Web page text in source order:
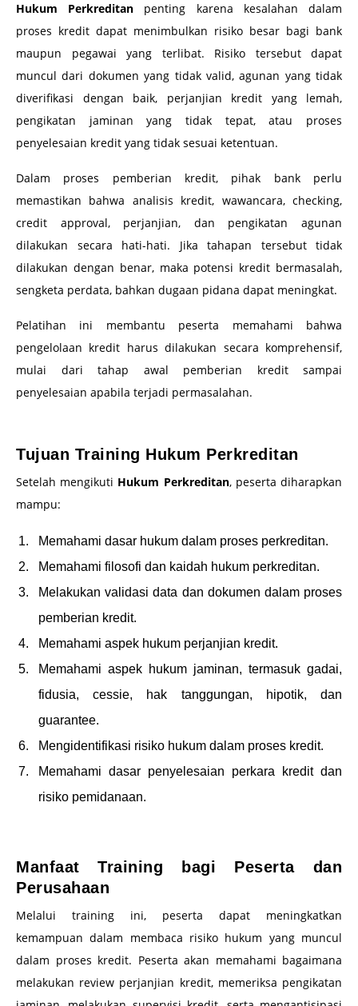
Hukum Perkreditan penting karena kesalahan dalam
proses kredit dapat menimbulkan risiko besar bagi bank
maupun pegawai yang terlibat. Risiko tersebut dapat
muncul dari dokumen yang tidak valid, agunan yang tidak
diverifikasi dengan baik, perjanjian kredit yang lemah,
pengikatan jaminan yang tidak tepat, atau proses
penyelesaian kredit yang tidak sesuai ketentuan.
Dalam proses pemberian kredit, pihak bank perlu
memastikan bahwa analisis kredit, wawancara, checking,
credit approval, perjanjian, dan pengikatan agunan
dilakukan secara hati-hati. Jika tahapan tersebut tidak
dilakukan dengan benar, maka potensi kredit bermasalah,
sengketa perdata, bahkan dugaan pidana dapat meningkat.
Pelatihan ini membantu peserta memahami bahwa
pengelolaan kredit harus dilakukan secara komprehensif,
mulai dari tahap awal pemberian kredit sampai
penyelesaian apabila terjadi permasalahan.
Tujuan Training Hukum Perkreditan
Setelah mengikuti Hukum Perkreditan, peserta diharapkan
mampu:
Memahami dasar hukum dalam proses perkreditan.
Memahami filosofi dan kaidah hukum perkreditan.
Melakukan validasi data dan dokumen dalam proses
pemberian kredit.
Memahami aspek hukum perjanjian kredit.
Memahami aspek hukum jaminan, termasuk gadai,
fidusia, cessie, hak tanggungan, hipotik, dan
guarantee.
Mengidentifikasi risiko hukum dalam proses kredit.
Memahami dasar penyelesaian perkara kredit dan
risiko pemidanaan.
Manfaat Training bagi Peserta dan
Perusahaan
Melalui training ini, peserta dapat meningkatkan
kemampuan dalam membaca risiko hukum yang muncul
dalam proses kredit. Peserta akan memahami bagaimana
melakukan review perjanjian kredit, memeriksa pengikatan